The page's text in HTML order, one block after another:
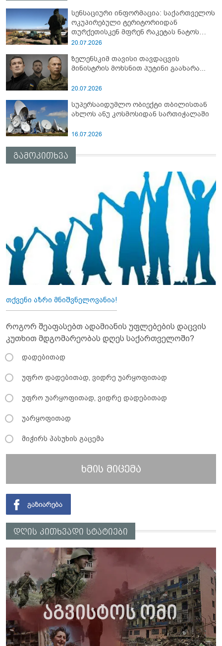
სენსაციური ინფორმაცია: საქართველოს
ოკუპირებული ტერიტორიიდან
თურქეთისკენ მფრენ რაკეტას ნატოს
სამიტი კინაღამ ჩაუშლია
20.07.2026
ზელენსკიმ თავისი თავდაცვის
მინისტრის მოხსნით პუტინი გაახარა...
20.07.2026
სუპერსაიდუმლო ობიექტი თბილისთან
ახლოს ანუ კოსმოსიდან სართიჭალაში
16.07.2026
გამოკითხვა
თქვენი აზრი მნიშვნელოვანია!
როგორ შეაფასებთ ადამიანის უფლებების დაცვის
კუთხით მდგომარეობას დღეს საქართველოში?
დადებითად
უფრო დადებითად, ვიდრე უარყოფითად
უფრო უარყოფითად, ვიდრე დადებითად
უარყოფითად
მიჭირს პასუხის გაცემა
ხმის მიცემა
დღის კითხვადი სტატიები